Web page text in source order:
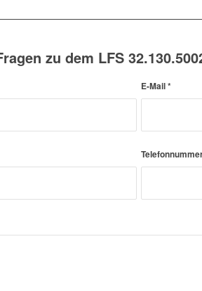
zu dem LFS
E-Mail*